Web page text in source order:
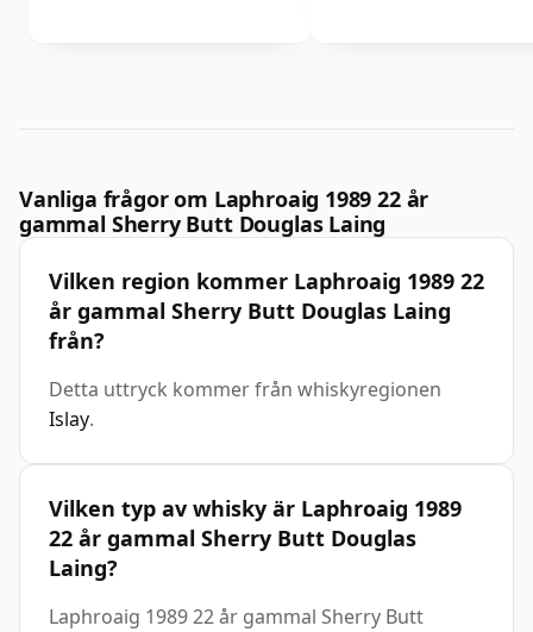
Vanliga frågor om Laphroaig 1989 22 år
gammal Sherry Butt Douglas Laing
Vilken region kommer Laphroaig 1989 22
år gammal Sherry Butt Douglas Laing
från?
Detta uttryck kommer från whiskyregionen
Islay.
Vilken typ av whisky är Laphroaig 1989
22 år gammal Sherry Butt Douglas
Laing?
Laphroaig 1989 22 år gammal Sherry Butt